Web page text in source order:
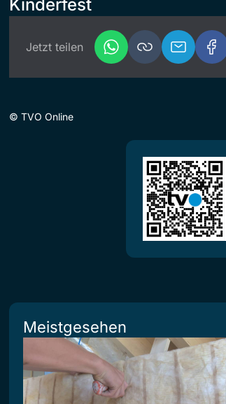
Kinderfest
Jetzt teilen
© TVO Online
Meistgesehen